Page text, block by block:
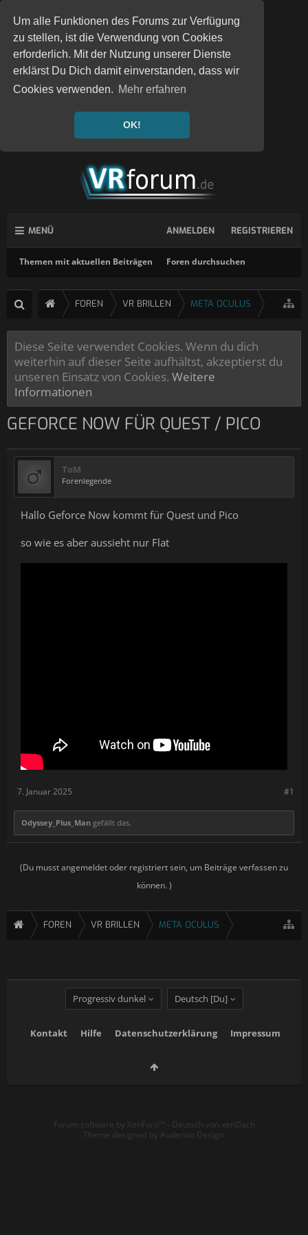
Um alle Funktionen des Forums zur Verfügung
zu stellen, ist die Verwendung von Cookies
erforderlich. Mit der Nutzung unserer Dienste
erklärst Du Dich damit einverstanden, dass wir
Cookies verwenden. Mehr erfahren
OK!
MENÜ
Themen mit aktuellen Beiträgen Foren durchsuchen
ANMELDEN REGISTRIEREN
FOREN VR BRILLEN META OCULUS
Diese Seite verwendet Cookies. Wenn du dich
weiterhin auf dieser Seite aufhältst, akzeptierst du
unseren Einsatz von Cookies. Weitere
Informationen
GEFORCE NOW FÜR QUEST / PICO
ToM
Forenlegende
Hallo Geforce Now kommt für Quest und Pico
so wie es aber aussieht nur Flat
#1
7. Januar 2025
Odyssey_Plus_Man gefällt das.
(Du musst angemeldet oder registriert sein, um Beiträge verfassen zu
können. )
FOREN VR BRILLEN META OCULUS
Progressiv dunkel Deutsch [Du]
Kontakt Hilfe Datenschutzerklärung Impressum
Forum software by XenForo™ - Deutsch von xenDach
Theme designed by Audentio Design.